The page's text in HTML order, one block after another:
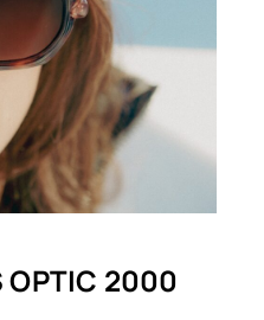
OPTIC 2000